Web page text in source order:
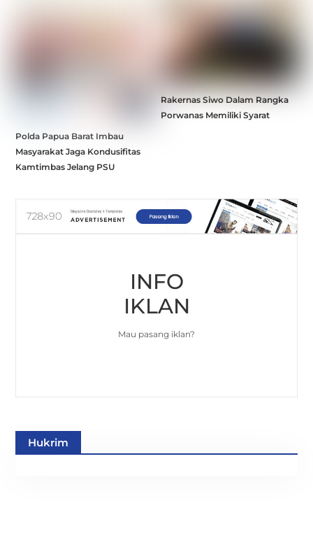
Polda Papua Barat Imbau
Masyarakat Jaga Kondusifitas
Kamtimbas Jelang PSU
Rakernas Siwo Dalam Rangka
Porwanas Memiliki Syarat
INFO
IKLAN
Mau pasang iklan?
Hukrim